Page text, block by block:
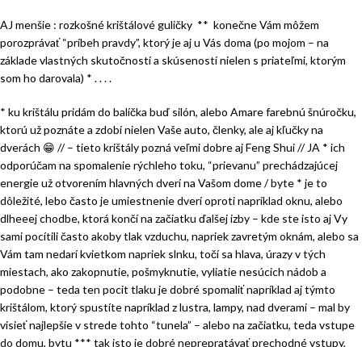
AJ menšie : rozkošné krištálové guličky ** konečne Vám môžem
porozprávať “príbeh pravdy”, ktorý je aj u Vás doma (po mojom – na
základe vlastných skutočností a skúseností nielen s priateľmi, ktorým
som ho darovala) * . . . .
* ku krištálu pridám do balíčka buď silón, alebo Amare farebnú šnúročku,
ktorú už poznáte a zdobí nielen Vaše auto, členky, ale aj kľučky na
dverách 😁 // – tieto krištály pozná veľmi dobre aj Feng Shui // JA * ich
odporúčam na spomalenie rýchleho toku, “prievanu” prechádzajúcej
energie už otvorením hlavných dverí na Vašom dome / byte * je to
dôležité, lebo často je umiestnenie dverí oproti napríklad oknu, alebo
dlheeej chodbe, ktorá končí na začiatku ďalšej izby – kde ste isto aj Vy
sami pocítili často akoby tlak vzduchu, napriek zavretým oknám, alebo sa
Vám tam nedarí kvietkom napriek slnku, točí sa hlava, úrazy v tých
miestach, ako zakopnutie, pošmyknutie, vyliatie nesúcich nádob a
podobne – teda ten pocit tlaku je dobré spomaliť napríklad aj týmto
krištálom, ktorý spustíte napríklad z lustra, lampy, nad dverami – mal by
visieť najlepšie v strede tohto “tunela” – alebo na začiatku, teda vstupe
do domu, bytu *** tak isto je dobré neprepratávať prechodné vstupy,